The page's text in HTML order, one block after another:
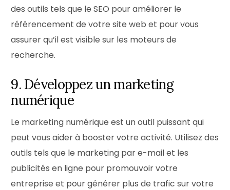
des outils tels que le SEO pour améliorer le
référencement de votre site web et pour vous
assurer qu’il est visible sur les moteurs de
recherche.
9. Développez un marketing
numérique
Le marketing numérique est un outil puissant qui
peut vous aider à booster votre activité. Utilisez des
outils tels que le marketing par e-mail et les
publicités en ligne pour promouvoir votre
entreprise et pour générer plus de trafic sur votre